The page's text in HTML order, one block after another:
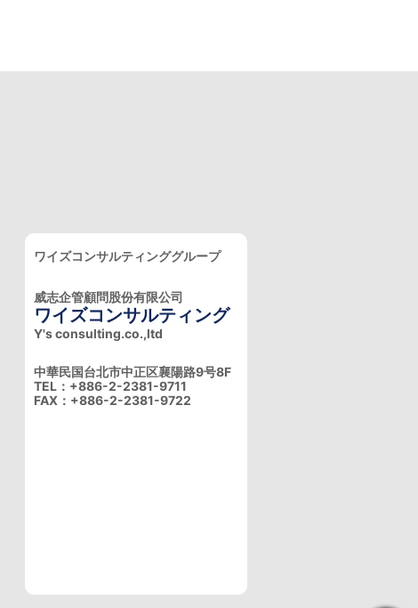
ワイズコンサルティンググループ
威志企管顧問股份有限公司
ワイズコンサルティング
Y's consulting.co.,ltd
中華民国台北市中正区襄陽路9号8F
TEL：+886-2-2381-9711
FAX：+886-2-2381-9722